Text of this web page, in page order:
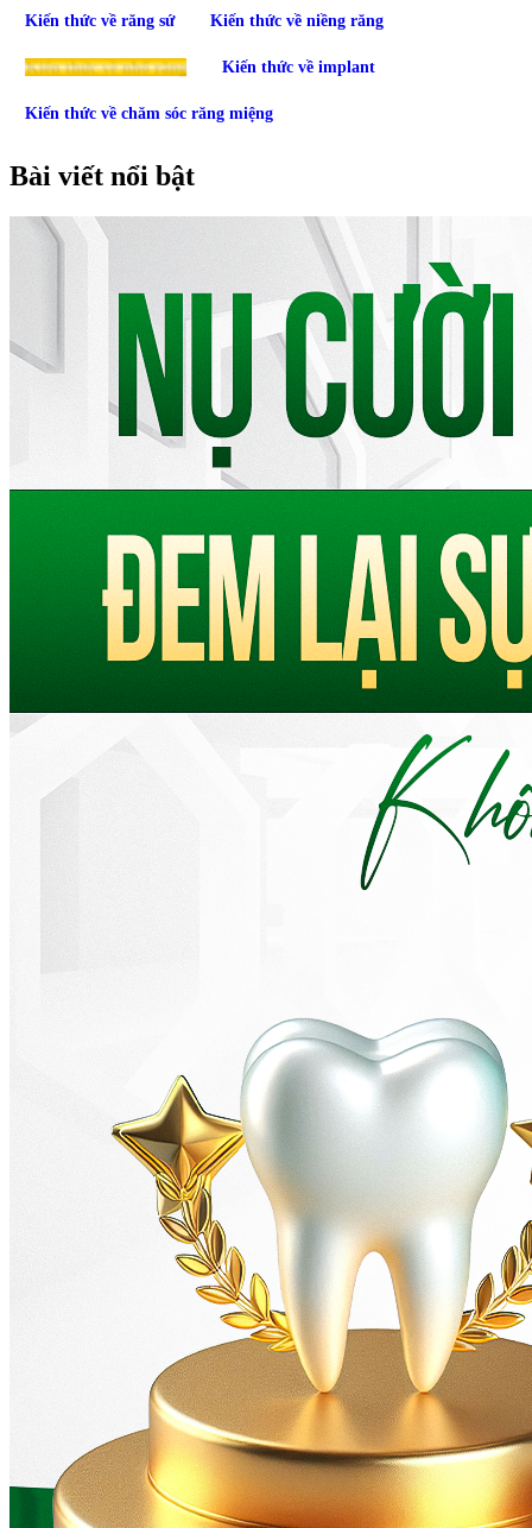
Kiến thức về răng sứ Kiến thức về niềng răng
Kiến thức về nhổ răng Kiến thức về implant
Kiến thức về chăm sóc răng miệng
Bài viết nổi bật